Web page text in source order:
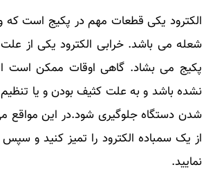
الکترود یکی قطعات مهم در پکیج است
شعله می باشد. خرابی الکترود یکی از
پکیج می بشاد. گاهی اوقات ممکن است
نشده باشد و به علت کثیف بودن و یا
شدن دستگاه جلوگیری شود.در این مواقع می
از یک سمباده الکترود را تمیز کنید و سپس
نمایید.